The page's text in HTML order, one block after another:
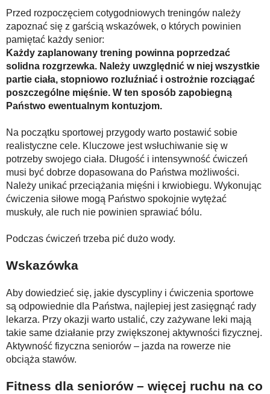
Przed rozpoczęciem cotygodniowych treningów należy
zapoznać się z garścią wskazówek, o których powinien
pamiętać każdy senior:
Każdy zaplanowany trening powinna poprzedzać
solidna rozgrzewka. Należy uwzględnić w niej wszystkie
partie ciała, stopniowo rozluźniać i ostrożnie rozciągać
poszczególne mięśnie. W ten sposób zapobiegną
Państwo ewentualnym kontuzjom.
Na początku sportowej przygody warto postawić sobie
realistyczne cele. Kluczowe jest wsłuchiwanie się w
potrzeby swojego ciała. Długość i intensywność ćwiczeń
musi być dobrze dopasowana do Państwa możliwości.
Należy unikać przeciążania mięśni i krwiobiegu. Wykonując
ćwiczenia siłowe mogą Państwo spokojnie wytężać
muskuły, ale ruch nie powinien sprawiać bólu.
Podczas ćwiczeń trzeba pić dużo wody.
Wskazówka
Aby dowiedzieć się, jakie dyscypliny i ćwiczenia sportowe
są odpowiednie dla Państwa, najlepiej jest zasięgnąć rady
lekarza. Przy okazji warto ustalić, czy zażywane leki mają
takie same działanie przy zwiększonej aktywności fizycznej.
Aktywność fizyczna seniorów – jazda na rowerze nie
obciąża stawów.
Fitness dla seniorów – więcej ruchu na co